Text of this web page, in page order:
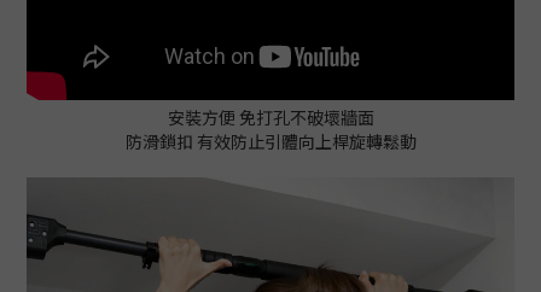
安裝方便 免打孔不破壞牆面
防滑鎖扣 有效防止引體向上桿旋轉鬆動